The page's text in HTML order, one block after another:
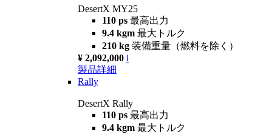
DesertX MY25
110 ps 最高出力
9.4 kgm 最大トルク
210 kg 装備重量（燃料を除く）
¥ 2,092,000 i
製品詳細
Rally
DesertX Rally
110 ps 最高出力
9.4 kgm 最大トルク